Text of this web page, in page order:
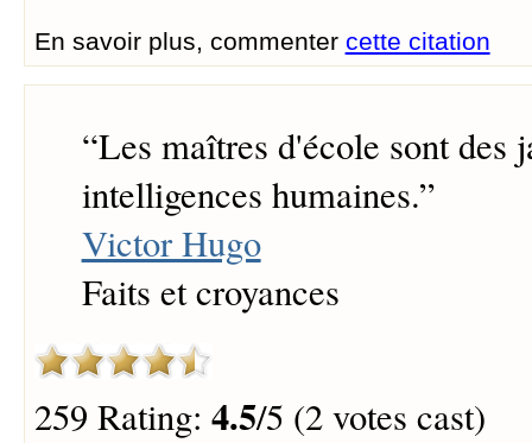
En savoir plus, commenter cette citation
“Les maîtres d'école sont des
intelligences humaines.”
Victor Hugo
Faits et croyances
259 Rating: 4.5/5 (2 votes cast)